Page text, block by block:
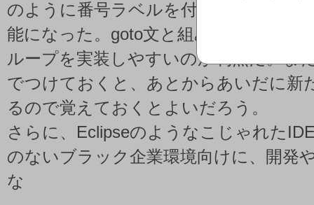
のように番号ラベルを付け、順番に実
能になった。goto文と組み合わせるこ
ループを実装しやすいのが利点だ。ま
でつけておくと、あとからあいだに新
るので覚えておくとよいだろう。
さらに、Eclipseのようなこじゃれた
のないブラック企業環境向けに、開発
な